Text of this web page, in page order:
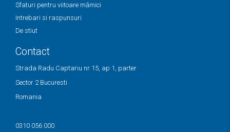
Sfaturi pentru viitoare mămici
Intrebari si raspunsuri
De stiut
Contact
Strada Radu Captariu nr 15, ap 1, parter
Sector 2 Bucuresti
Romania
0310 056 000